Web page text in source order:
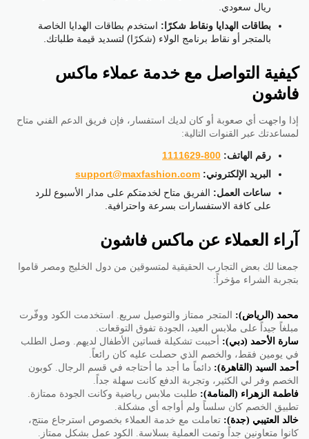
ريال سعودي.
بطاقات الهدايا ونقاط شكرًا: استخدم بطاقات الهدايا الخاصة
بالمتجر أو نقاط برنامج الولاء (شكرًا) لتسديد قيمة طلباتك.
كيفية التواصل مع خدمة عملاء ماكس
فاشون
إذا واجهت أي صعوبة أو كان لديك استفسار، فإن فريق الدعم الفني متاح
لمساعدتك عبر القنوات التالية:
رقم الهاتف: 800-1111629
البريد الإلكتروني: support@maxfashion.com
ساعات العمل: الفريق متاح لخدمتكم على مدار الأسبوع للرد
على كافة الاستفسارات بسرعة واحترافية.
آراء العملاء عن ماكس فاشون
جمعنا لك بعض التجارب الحقيقية لمتسوقين من دول الخليج ومصر قاموا
بتجربة الشراء مؤخراً:
محمد (الرياض): المتجر ممتاز والتوصيل سريع. استخدمت الكود ووفّرت
مبلغاً جيداً على ملابس العيد، الجودة تفوق التوقعات.
سارة الأحمد (دبي): أحببت تشكيلة فساتين الأطفال لديهم. وصل الطلب
في يومين فقط، والخصم الذي حصلت عليه كان رائعاً.
أحمد السيد (القاهرة): دائماً ما أجد ما أحتاجه في قسم الرجال. كوبون
الخصم وفر لي الكثير، وتجربة الدفع كانت سهلة جداً.
فاطمة الزهراء (المنامة): طلبت ملابس رياضية وكانت الجودة ممتازة.
تطبيق الخصم كان سلساً ولم أواجه أي مشكلة.
خالد العتيبي (جدة): تعاملت مع خدمة العملاء بخصوص استرجاع منتج،
كانوا متعاونين جداً وتمت العملية بسلاسة. الكود عمل بشكل ممتاز.